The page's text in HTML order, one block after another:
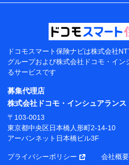
などの情報、ペットの種類や年
提供当事者から受領当事者が個
電子的・電磁的方法等
【共同して利用する者の範囲】
当社
株式会社NTTドコモ・フィナン
【利用目的】
当社または株式会社NTTドコモ
プが提供する保険関連サービス
付および管理のため
当社または株式会社NTTドコモ
携会社の保険その他に関する情
ドコモスマート保険ナビは株式会社
グループおよび株式会社ドコモ・イン
るサービスです
募集代理店
株式会社ドコモ・インシュアランス
〒103-0013
東京都中央区日本橋人形町2-14-10
アーバンネット日本橋ビル3F
プライバシーポリシー 会社概要